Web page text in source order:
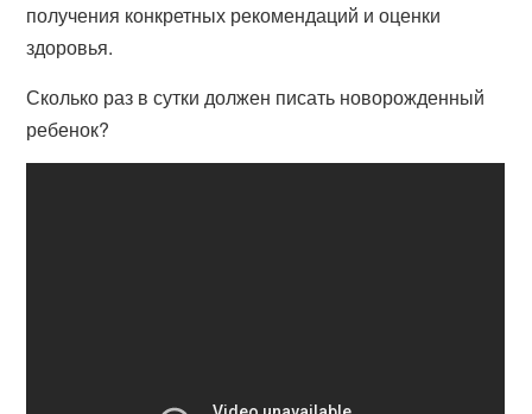
получения конкретных рекомендаций и оценки
здоровья.
Сколько раз в сутки должен писать новорожденный
ребенок?